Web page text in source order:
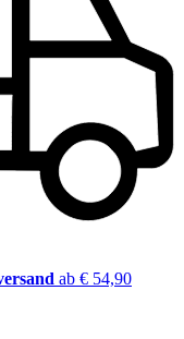
ab € 54,90